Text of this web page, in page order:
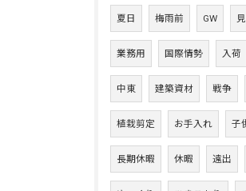
夏日 梅雨前 GW
業務用 国際情勢 入荷
中東 建築資材 戦争
植栽剪定 お手入れ 子
長期休暇 休暇 遠出